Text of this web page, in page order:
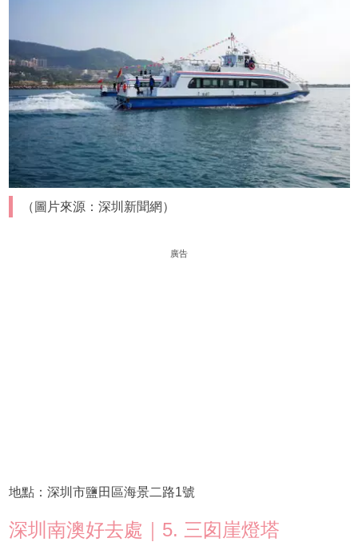
（圖片來源：深圳新聞網）
廣告
地點：深圳市鹽田區海景二路1號
深圳南澳好去處｜5. 三囱崖燈塔